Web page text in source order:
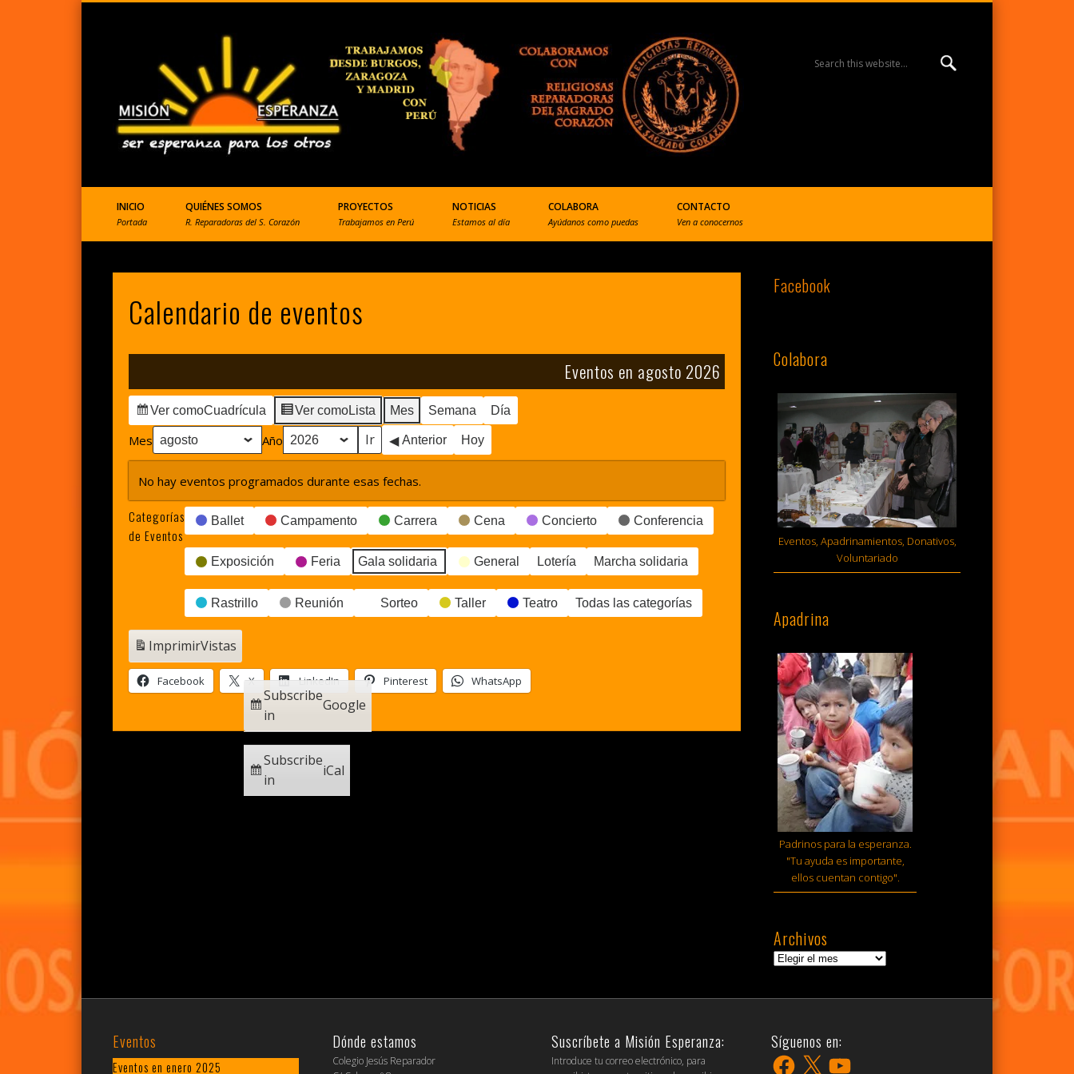
MISIÓN ESPERANZA
BURGOS | R. Reparadoras
del S. Corazón
ONGD que ayuda a Perú
INICIO
Portada
QUIÉNES SOMOS
R. Reparadoras del S. Corazón
PROYECTOS
Trabajamos en Perú
NOTICIAS
Estamos al día
COLABORA
Ayúdanos como puedas
CONTACTO
Ven a conocernos
Calendario de eventos
Eventos en agosto 2026
Ver comoCuadrícula Ver comoLista Mes Semana Día
Mes Año Anterior Hoy
No hay eventos programados durante esas fechas.
Categorías
de Eventos
Ballet Campamento Carrera Cena Concierto Conferencia
Exposición Feria Gala solidaria General Lotería Marcha solidaria
Rastrillo Reunión Sorteo Taller Teatro Todas las categorías
ImprimirVistas
Subscribe
in
Google
Subscribe
in
iCal
Facebook X LinkedIn Pinterest WhatsApp
Facebook
Colabora
Eventos, Apadrinamientos, Donativos,
Voluntariado
Apadrina
Padrinos para la esperanza.
"Tu ayuda es importante,
ellos cuentan contigo".
Archivos
Archivos
Eventos
Eventos en enero 2025
Dónde estamos
Colegio Jesús Reparador
Suscríbete a Misión Esperanza:
Introduce tu correo electrónico, para
Síguenos en:
Facebook
X YouTube